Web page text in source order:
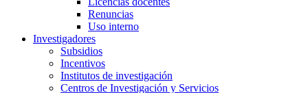
Renuncias
Uso interno
Investigadores
Subsidios
Incentivos
Institutos de investigación
Centros de Investigación y Servicios